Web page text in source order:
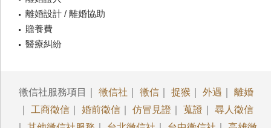
離婚設計 / 離婚協助
贍養費
醫療糾紛
徵信社服務項目｜ 徵信社 徵信 捉猴 外遇
離婚
工商徵信 婚前徵信 仿冒見證 蒐證
尋人徵信